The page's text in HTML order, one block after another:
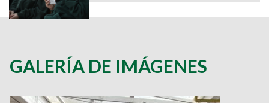
GALERÍA DE IMÁGENES